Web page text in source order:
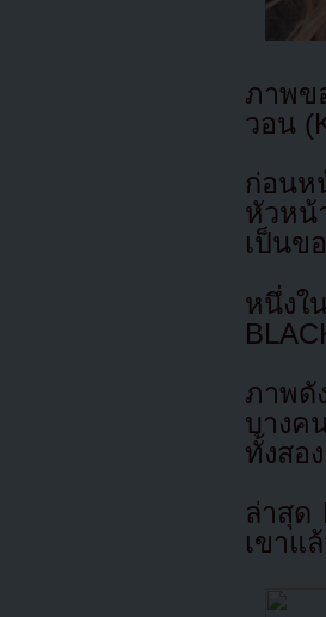
ภาพข
วอน
ก่อนห
หัวหน้
เป็นข
หนึ่งใ
ภาพดั
บางค
ทั้งสอ
ล่าสุด
เขาแ